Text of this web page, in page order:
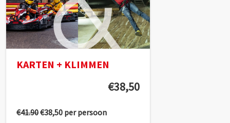
KARTEN + KLIMMEN
€38,50
€41.90€38,50 per persoon